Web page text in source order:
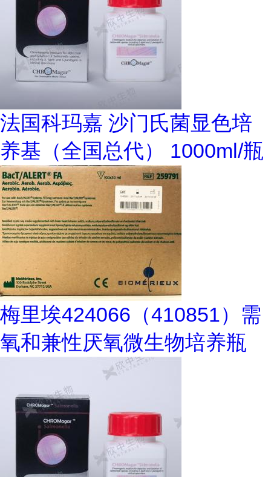
法国科玛嘉 沙门氏菌显色培
养基（全国总代） 1000ml/瓶
梅里埃424066（410851）需
氧和兼性厌氧微生物培养瓶